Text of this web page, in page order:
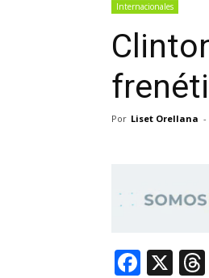
Internacionales
Por Liset Orellana -
X